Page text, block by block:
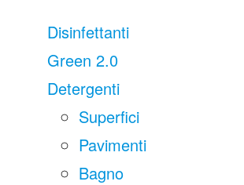
Disinfettanti
Green 2.0
Detergenti
Superfici
Pavimenti
Bagno